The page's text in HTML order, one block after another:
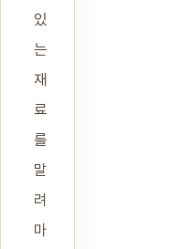
있
는
재
료
를
말
려
마